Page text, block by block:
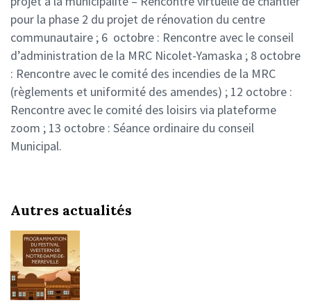
pour la phase 2 du projet de rénovation du centre
communautaire ; 6 octobre : Rencontre avec le conseil
d’administration de la MRC Nicolet-Yamaska ; 8 octobre
: Rencontre avec le comité des incendies de la MRC
(règlements et uniformité des amendes) ; 12 octobre :
Rencontre avec le comité des loisirs via plateforme
zoom ; 13 octobre : Séance ordinaire du conseil
Municipal.
Autres actualités